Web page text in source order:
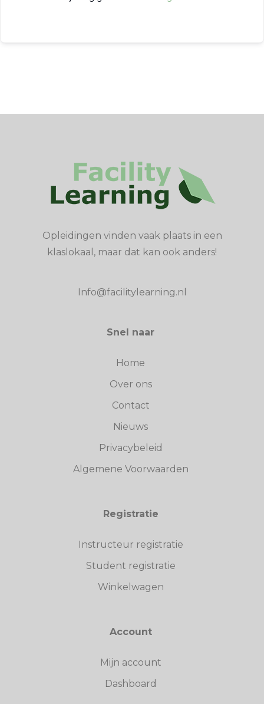
Opleidingen vinden vaak plaats in een
klaslokaal, maar dat kan ook anders!
Info@facilitylearning.nl
Snel naar
Home
Over ons
Contact
Nieuws
Privacybeleid
Algemene Voorwaarden
Registratie
Instructeur registratie
Student registratie
Winkelwagen
Account
Mijn account
Dashboard